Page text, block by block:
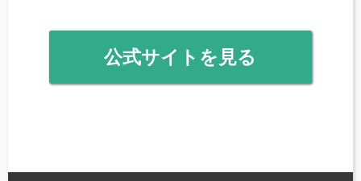
公式サイトを見る